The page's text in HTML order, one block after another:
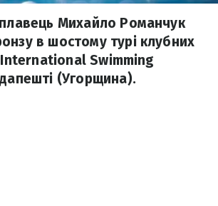
плавець Михайло Романчук
в шостому турі клубних
Swimming
(Угорщина).